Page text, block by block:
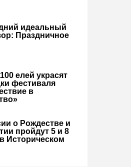
идеальный
Праздничное
елей украсят
фестиваля
в
о Рождестве и
пройдут 5 и 8
Историческом